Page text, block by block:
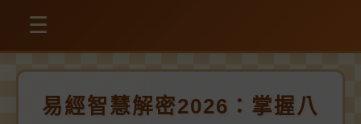
☰
易經智慧解密2026：掌握八